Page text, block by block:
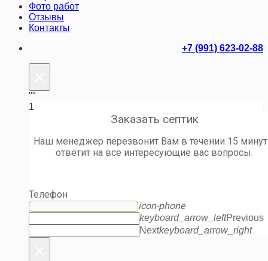
Фото работ
Отзывы
Контакты
+7 (991) 623-02-88
""
1
Заказать септик
Наш менеджер перезвонит Вам в течении 15
ответит на все интересующие вас вопросы.
Телефон
icon-phone
keyboard_arrow_leftPrevious
Nextkeyboard_arrow_right